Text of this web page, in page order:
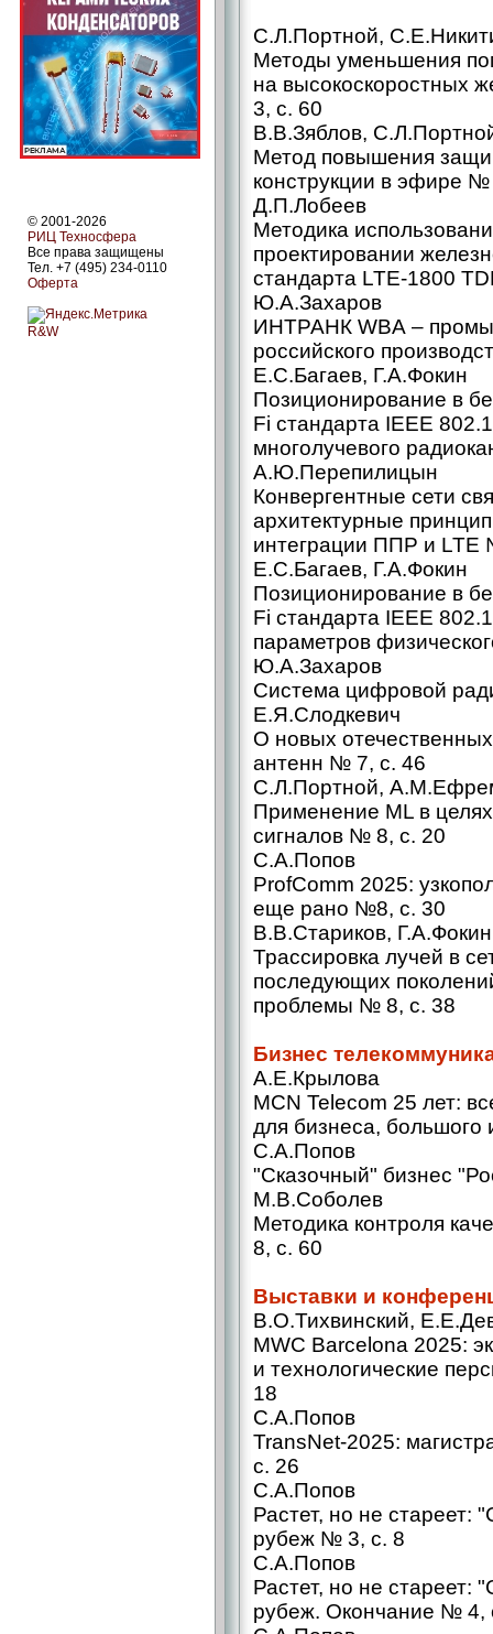
© 2001-2026
РИЦ Техносфера
Все права защищены
Тел. +7 (495) 234-0110
Оферта
R&W
С.Л.Портной,
Методы уменьшения
на высокоскоростных
3, с. 60
В.В.Зяблов,
Метод повышения
конструкции в эфире №
Д.П.Лобеев
Методика
проектировании
стандарта LTE-1800
Ю.А.Захаров
ИНТРАНК WBA –
российского
Е.С.Багаев, Г.А.Фокин
Позиционирование в
Fi стандарта IEEE
многолучевого
А.Ю.Перепилицын
Конвергентные сети
архитектурные
интеграции ППР и LTE
Е.С.Багаев, Г.А.Фокин
Позиционирование в
Fi стандарта IEEE
параметров
Ю.А.Захаров
Система цифровой
Е.Я.Слодкевич
О новых
антенн № 7, с. 46
С.Л.Портной,
Применение ML в
сигналов № 8, с. 20
С.А.Попов
ProfСomm 2025:
еще рано №8, с. 30
В.В.Стариков, Г.А.Фокин
Трассировка лучей в
последующих
проблемы № 8, с. 38
Бизнес
А.Е.Крылова
MCN Telecom 25 лет:
для бизнеса,
С.А.Попов
"Сказочный" бизнес
М.В.Соболев
Методика контроля
8, с. 60
Выставки и
В.О.Тихвинский,
MWC Barcelona 2025:
и технологические
18
С.А.Попов
TransNet-2025:
с. 26
С.А.Попов
Растет, но не стареет:
рубеж № 3, с. 8
С.А.Попов
Растет, но не стареет:
рубеж. Окончание № 4,